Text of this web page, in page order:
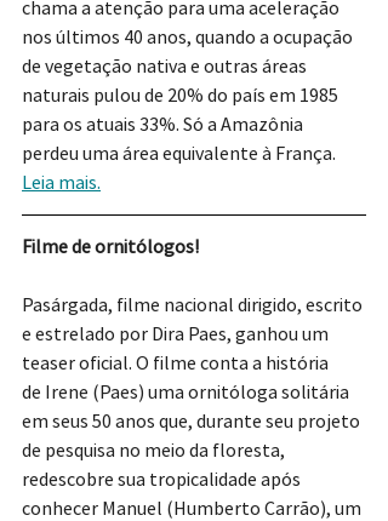
chama a atenção para uma aceleração
nos últimos 40 anos, quando a ocupação
de vegetação nativa e outras áreas
naturais pulou de 20% do país em 1985
para os atuais 33%. Só a Amazônia
perdeu uma área equivalente à França.
Leia mais.
Filme de ornitólogos!
Pasárgada, filme nacional dirigido, escrito
e estrelado por Dira Paes, ganhou um
teaser oficial. O filme conta a história
de Irene (Paes) uma ornitóloga solitária
em seus 50 anos que, durante seu projeto
de pesquisa no meio da floresta,
redescobre sua tropicalidade após
conhecer Manuel (Humberto Carrão), um